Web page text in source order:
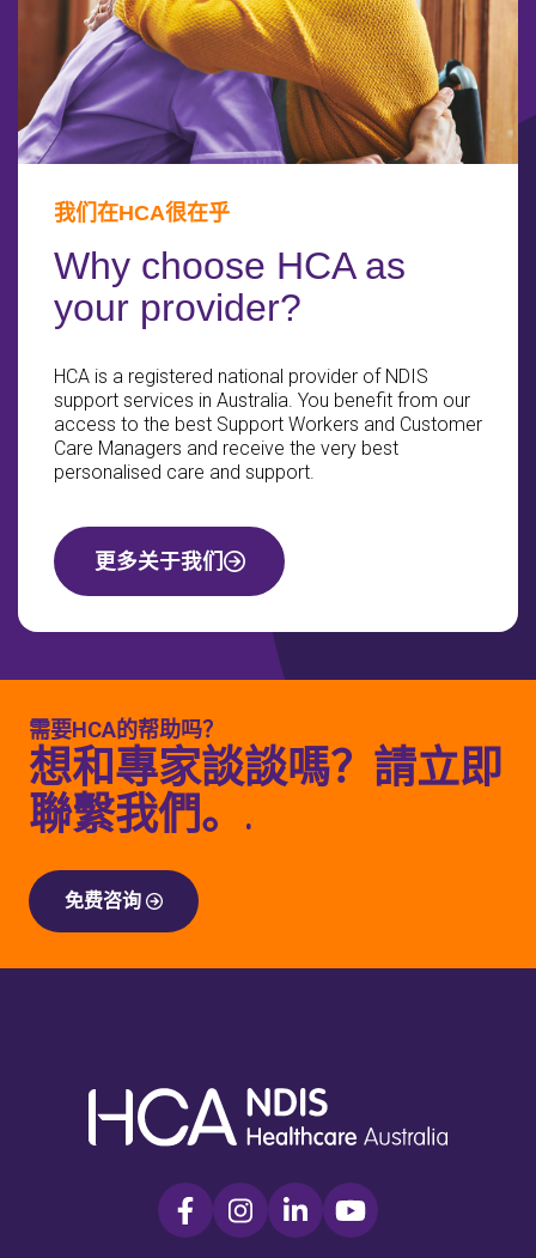
我们在HCA很在乎
Why choose HCA as
your provider?
HCA is a registered national provider of NDIS
support services in Australia. You benefit from our
access to the best Support Workers and Customer
Care Managers and receive the very best
personalised care and support.
更多关于我们
需要HCA的帮助吗？
想和專家談談嗎？請立即
聯繫我們。.
免费咨询